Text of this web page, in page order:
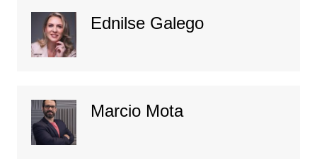
Ednilse Galego
Marcio Mota